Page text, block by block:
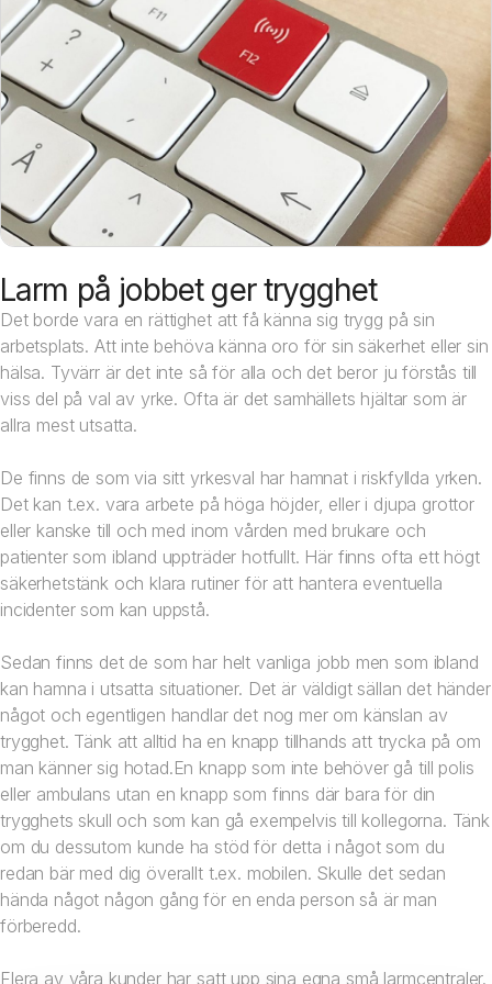
Larm på jobbet ger trygghet
Det borde vara en rättighet att få känna sig trygg på sin
arbetsplats. Att inte behöva känna oro för sin säkerhet eller sin
hälsa. Tyvärr är det inte så för alla och det beror ju förstås till
viss del på val av yrke. Ofta är det samhällets hjältar som är
allra mest utsatta.
De finns de som via sitt yrkesval har hamnat i riskfyllda yrken.
Det kan t.ex. vara arbete på höga höjder, eller i djupa grottor
eller kanske till och med inom vården med brukare och
patienter som ibland uppträder hotfullt. Här finns ofta ett högt
säkerhetstänk och klara rutiner för att hantera eventuella
incidenter som kan uppstå.
Sedan finns det de som har helt vanliga jobb men som ibland
kan hamna i utsatta situationer. Det är väldigt sällan det händer
något och egentligen handlar det nog mer om känslan av
trygghet. Tänk att alltid ha en knapp tillhands att trycka på om
man känner sig hotad.En knapp som inte behöver gå till polis
eller ambulans utan en knapp som finns där bara för din
trygghets skull och som kan gå exempelvis till kollegorna. Tänk
om du dessutom kunde ha stöd för detta i något som du
redan bär med dig överallt t.ex. mobilen. Skulle det sedan
hända något någon gång för en enda person så är man
förberedd.
Flera av våra kunder har satt upp sina egna små larmcentraler.